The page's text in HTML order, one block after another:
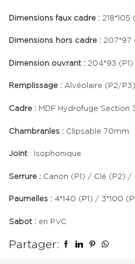
Dimensions faux cadre :
Dimensions hors cadre : 207*97
Dimension ouvrant : 204*93
Remplissage : Alvéolaire (P2/
Cadre : MDF Hydrofuge Section
Chambranles : Clipsable 70mm
Joint : Isophonique
Serrure : Canon (P1) / Clé (P2)
Paumelles : 4*140 (P1) / 3*100
Sabot : en PVC
Partager: